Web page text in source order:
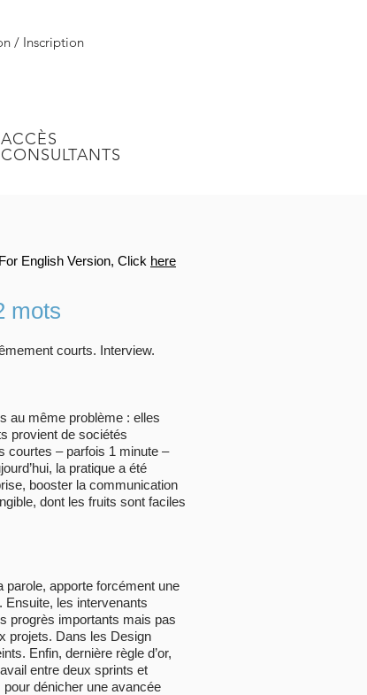
/ Inscription
ACCÈS
CONSULTANTS
For English Version, Click here
mots
courts. Interview.
au même problème : elles
provient de sociétés
courtes – parfois 1 minute –
la pratique a été
booster la communication
dont les fruits sont faciles
parole, apporte forcément une
Ensuite, les intervenants
progrès importants mais pas
projets. Dans les Design
Enfin, dernière règle d’or,
entre deux sprints et
dénicher une avancée